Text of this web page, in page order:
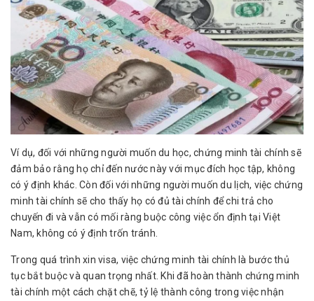
Ví dụ, đối với những người muốn du học, chứng minh tài chính sẽ
đảm bảo rằng họ chỉ đến nước này với mục đích học tập, không
có ý định khác. Còn đối với những người muốn du lịch, việc chứng
minh tài chính sẽ cho thấy họ có đủ tài chính để chi trả cho
chuyến đi và vẫn có mối ràng buộc công việc ổn định tại Việt
Nam, không có ý định trốn tránh.
Trong quá trình xin visa, việc chứng minh tài chính là bước thủ
tục bắt buộc và quan trọng nhất. Khi đã hoàn thành chứng minh
tài chính một cách chặt chẽ, tỷ lệ thành công trong việc nhận